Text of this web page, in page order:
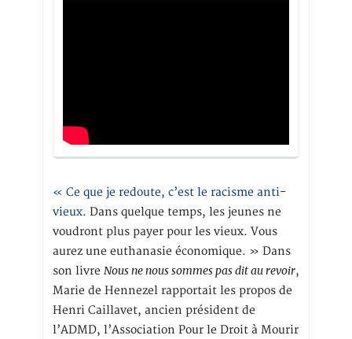
« Ce que je redoute, c’est le racisme anti-
vieux. Dans quelque temps, les jeunes ne
voudront plus payer pour les vieux. Vous
aurez une euthanasie économique. » Dans
son livre Nous ne nous sommes pas dit au revoir,
Marie de Hennezel rapportait les propos de
Henri Caillavet, ancien président de
l’ADMD, l’Association Pour le Droit à Mourir